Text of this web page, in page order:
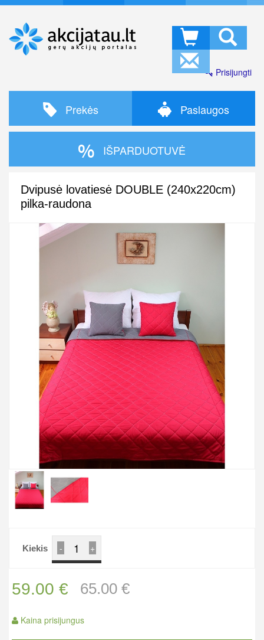
Prisijungti
Prekės Paslaugos
IŠPARDUOTUVĖ
Dvipusė lovatiesė DOUBLE (240x220cm)
pilka-raudona
Kiekis - +
59.00 €
Kaina prisijungus
65.00 €